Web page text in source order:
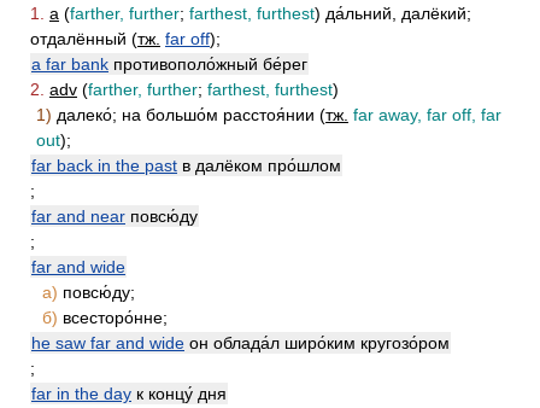
1.
a (farther, further; farthest, furthest) да́льний, далёкий;
отдалённый (тж. far off);
a far bank противополо́жный бе́рег
2. adv (farther, further; farthest, furthest)
1) далеко́; на большо́м расстоя́нии (тж. far away, far off, far
out);
far back in the past в далёком про́шлом
;
far and near повсю́ду
;
far and wide
а) повсю́ду;
б) всесторо́нне;
he saw far and wide он облада́л широ́ким кругозо́ром
;
far in the day к концу́ дня